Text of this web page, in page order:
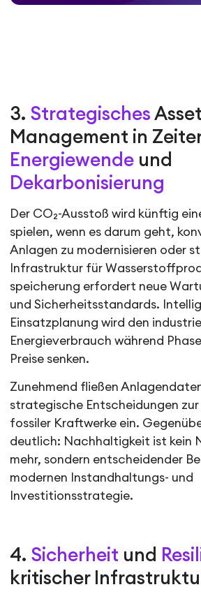
3. Strategisches Asset
Management in
Energiewende und
Dekarbonisierung
Der CO₂-Ausstoß wird künftig
spielen, wenn es darum geht,
Anlagen zu modernisieren oder
Infrastruktur für
speicherung erfordert neue
und Sicherheitsstandards.
Einsatzplanung wird den
Energieverbrauch während
Preise senken.
Zunehmend fließen
strategische Entscheidungen
fossiler Kraftwerke ein.
deutlich: Nachhaltigkeit ist kein
mehr, sondern entscheidender
modernen Instandhaltungs- und
Investitionsstrategie.
4. Sicherheit und
kritischer